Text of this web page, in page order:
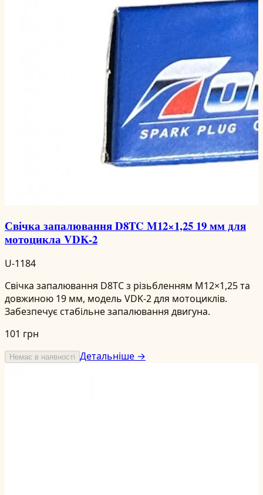
Свічка запалювання D8TC M12×1,25 19 мм для
мотоцикла VDK-2
U-1184
Свічка запалювання D8TC з різьбленням M12×1,25 та
довжиною 19 мм, модель VDK-2 для мотоциклів.
Забезпечує стабільне запалювання двигуна.
101 грн
Немає в наявності Детальніше →